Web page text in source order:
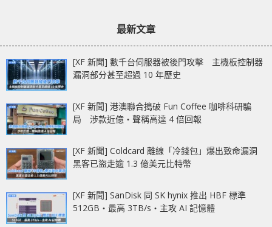
最新文章
[XF 新聞] 數千台伺服器被後門攻擊 主機板控制器
漏洞部分甚至超過 10 年歷史
[XF 新聞] 港澳聯合搗破 Fun Coffee 咖啡科研騙
局 涉款近億‧聲稱高達 4 倍回報
[XF 新聞] Coldcard 離線「冷錢包」爆出致命漏洞
黑客已盜走逾 1.3 億美元比特幣
[XF 新聞] SanDisk 同 SK hynix 推出 HBF 標準
512GB‧最高 3TB/s‧主攻 AI 記憶體